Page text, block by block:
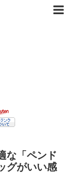
な「ペンド
グがいい感